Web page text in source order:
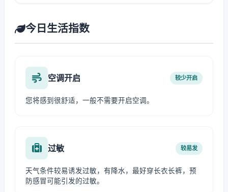
今日生活指数
空调开启 较少开启
您将感到很舒适，一般不需要开启空调。
过敏 较易发
天气条件较易诱发过敏，有降水，最好穿长衣长裤，预
防感冒可能引发的过敏。